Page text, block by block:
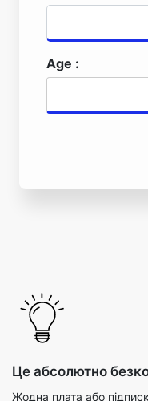
Age :
Це абсолютно
Жодна плата або